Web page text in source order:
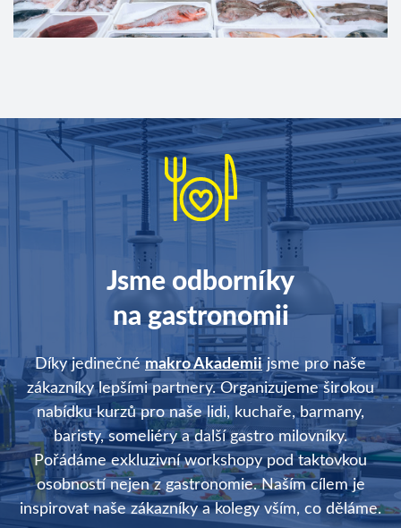
Jsme odborníky
na gastronomii
Díky jedinečnémakro Akademiijsme pro naše
zákazníky lepšími partnery. Organizujeme širokou
nabídku kurzů pro naše lidi, kuchaře, barmany,
baristy, someliéry a další gastro milovníky.
Pořádáme exkluzivní workshopy pod taktovkou
osobností nejen z gastronomie. Naším cílem je
inspirovat naše zákazníky a kolegy vším, co děláme.